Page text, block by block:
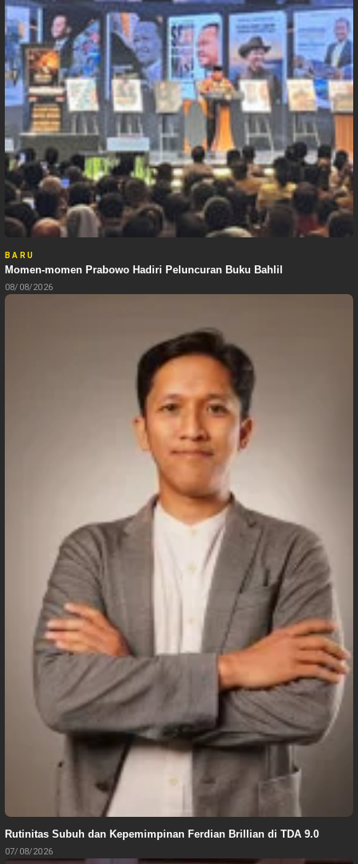
BARU
Momen-momen Prabowo Hadiri Peluncuran Buku Bahlil
08/08/2026
Rutinitas Subuh dan Kepemimpinan Ferdian Brillian di TDA 9.0
07/08/2026